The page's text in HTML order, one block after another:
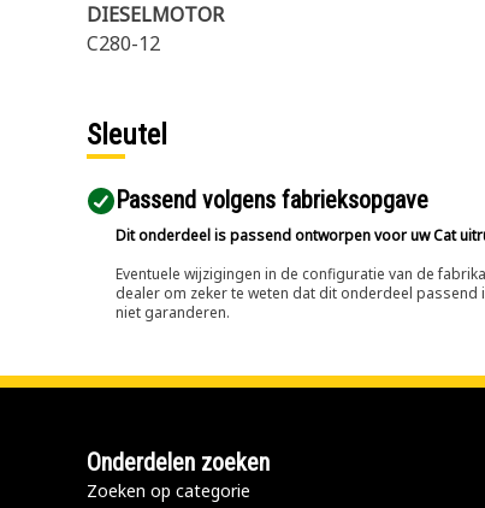
DIESELMOTOR
C280-12
Sleutel
Passend volgens fabrieksopgave
Dit onderdeel is passend ontworpen voor uw Cat
Eventuele wijzigingen in de configuratie van de
dealer om zeker te weten dat dit onderdeel
niet garanderen.
Onderdelen zoeken
Zoeken op categorie